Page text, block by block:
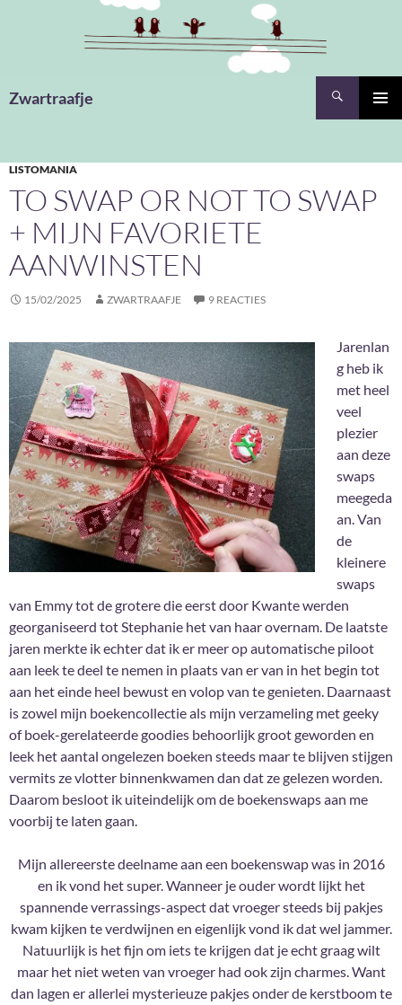
Zwartraafje
LISTOMANIA
TO SWAP OR NOT TO SWAP
+ MIJN FAVORIETE
AANWINSTEN
15/02/2025 ZWARTRAAFJE 9 REACTIES
Jarenlan
g heb ik
met heel
veel
plezier
aan deze
swaps
meegeda
an. Van
de
kleinere
swaps
van Emmy tot de grotere die eerst door Kwante werden
georganiseerd tot Stephanie het van haar overnam. De laatste
jaren merkte ik echter dat ik er meer op automatische piloot
aan leek te deel te nemen in plaats van er van in het begin tot
aan het einde heel bewust en volop van te genieten. Daarnaast
is zowel mijn boekencollectie als mijn verzameling met geeky
of boek-gerelateerde goodies behoorlijk groot geworden en
leek het aantal ongelezen boeken steeds maar te blijven stijgen
vermits ze vlotter binnenkwamen dan dat ze gelezen worden.
Daarom besloot ik uiteindelijk om de boekenswaps aan me
voorbij te laten gaan.
Mijn allereerste deelname aan een boekenswap was in 2016
en ik vond het super. Wanneer je ouder wordt lijkt het
spannende verrassings-aspect dat vroeger steeds bij pakjes
kwam kijken te verdwijnen en eigenlijk vond ik dat wel jammer.
Natuurlijk is het fijn om iets te krijgen dat je echt graag wilt
maar het niet weten van vroeger had ook zijn charmes. Want
dan lagen er allerlei mysterieuze pakjes onder de kerstboom te